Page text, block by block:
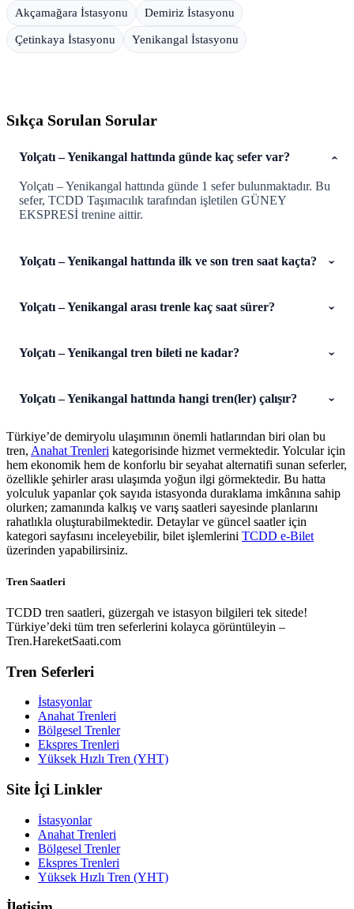
Akçamağara İstasyonu Demiriz İstasyonu
Çetinkaya İstasyonu Yenikangal İstasyonu
Sıkça Sorulan Sorular
Yolçatı – Yenikangal hattında günde kaç sefer var?
Yolçatı – Yenikangal hattında günde 1 sefer bulunmaktadır. Bu
sefer, TCDD Taşımacılık tarafından işletilen GÜNEY
EKSPRESİ trenine aittir.
Yolçatı – Yenikangal hattında ilk ve son tren saat kaçta?
Yolçatı – Yenikangal arası trenle kaç saat sürer?
Yolçatı – Yenikangal tren bileti ne kadar?
Yolçatı – Yenikangal hattında hangi tren(ler) çalışır?
Türkiye’de demiryolu ulaşımının önemli hatlarından biri olan bu
tren, Anahat Trenleri kategorisinde hizmet vermektedir. Yolcular için
hem ekonomik hem de konforlu bir seyahat alternatifi sunan seferler,
özellikle şehirler arası ulaşımda yoğun ilgi görmektedir. Bu hatta
yolculuk yapanlar çok sayıda istasyonda duraklama imkânına sahip
olurken; zamanında kalkış ve varış saatleri sayesinde planlarını
rahatlıkla oluşturabilmektedir. Detaylar ve güncel saatler için
kategori sayfasını inceleyebilir, bilet işlemlerini TCDD e-Bilet
üzerinden yapabilirsiniz.
Tren Saatleri
TCDD tren saatleri, güzergah ve istasyon bilgileri tek sitede!
Türkiye’deki tüm tren seferlerini kolayca görüntüleyin –
Tren.HareketSaati.com
Tren Seferleri
İstasyonlar
Anahat Trenleri
Bölgesel Trenler
Ekspres Trenleri
Yüksek Hızlı Tren (YHT)
Site İçi Linkler
İstasyonlar
Anahat Trenleri
Bölgesel Trenler
Ekspres Trenleri
Yüksek Hızlı Tren (YHT)